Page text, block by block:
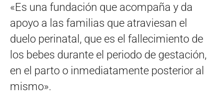
«Es una fundación que acompaña y da
apoyo a las familias que atraviesan el
duelo perinatal, que es el fallecimiento de
los bebes durante el periodo de gestación,
en el parto o inmediatamente posterior al
mismo».